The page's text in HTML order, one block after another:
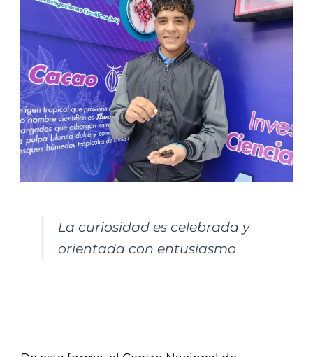
La curiosidad es celebrada y
orientada con entusiasmo